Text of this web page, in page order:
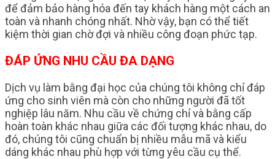
để đảm bảo hàng hóa đến tay khách hàng một cách an
toàn và nhanh chóng nhất. Nhờ vậy, bạn có thể tiết
kiệm thời gian chờ đợi và nhiều công đoạn phức tạp.
ĐÁP ỨNG NHU CẦU ĐA DẠNG
Dịch vụ làm bằng đại học của chúng tôi không chỉ đáp
ứng cho sinh viên mà còn cho những người đã tốt
nghiệp lâu năm. Nhu cầu về chứng chỉ và bằng cấp
hoàn toàn khác nhau giữa các đối tượng khác nhau, do
đó, chúng tôi cũng chuẩn bị nhiều mẫu mã và kiểu
dáng khác nhau phù hợp với từng yêu cầu cụ thể.